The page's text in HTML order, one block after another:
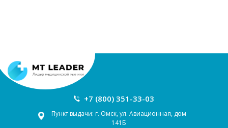
+7 (800) 351-33-03
Пункт выдачи: г. Омск, ул. Авиационная, дом
141Б